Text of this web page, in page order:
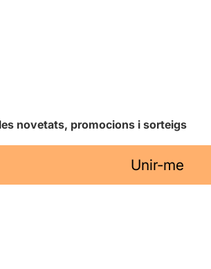
novetats, promocions i sorteigs
Unir-me